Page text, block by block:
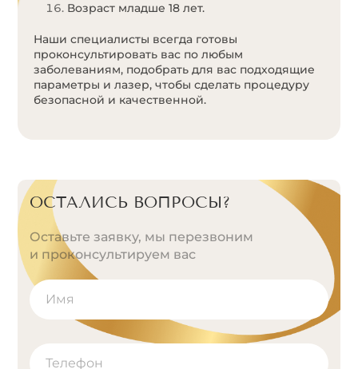
Возраст младше 18 лет.
Наши специалисты всегда готовы
проконсультировать вас по любым
заболеваниям, подобрать для вас подходящие
параметры и лазер, чтобы сделать процедуру
безопасной и качественной.
ОСТАЛИСЬ ВОПРОСЫ?
Оставьте заявку, мы перезвоним
и проконсультируем вас